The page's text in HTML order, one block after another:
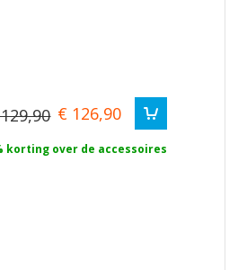
€ 126,90
korting over de accessoires